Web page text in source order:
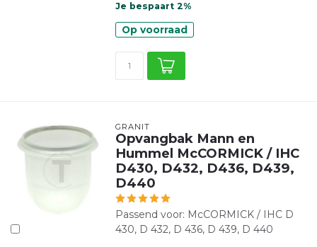
Je bespaart 2%
Op voorraad
GRANIT
Opvangbak Mann en
Hummel McCORMICK / IHC
D430, D432, D436, D439,
D440
Passend voor: McCORMICK / IHC D
430, D 432, D 436, D 439, D 440